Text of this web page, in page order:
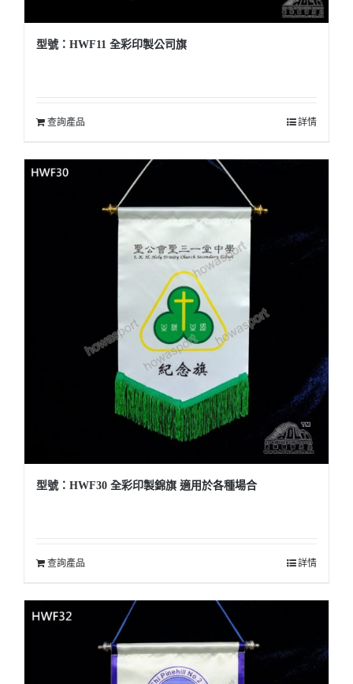
型號：HWF11 全彩印製公司旗
查詢產品 詳情
型號：HWF30 全彩印製錦旗 適用於各種場合
查詢產品 詳情